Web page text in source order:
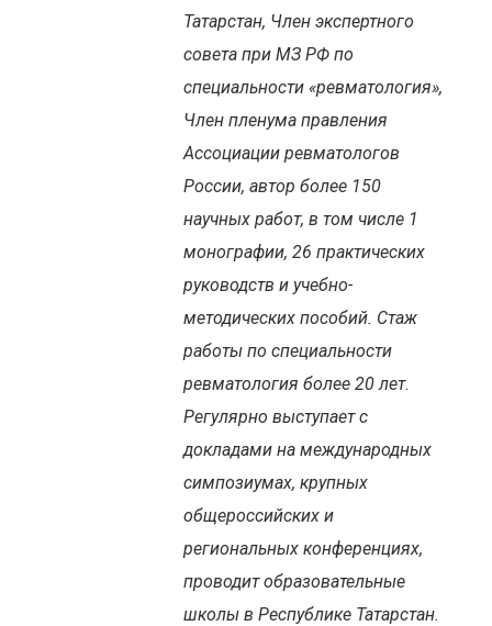
Татарстан, Член экспертного
совета при МЗ РФ по
специальности «ревматология»,
Член пленума правления
Ассоциации ревматологов
России, автор более 150
научных работ, в том числе 1
монографии, 26 практических
руководств и учебно-
методических пособий. Стаж
работы по специальности
ревматология более 20 лет.
Регулярно выступает с
докладами на международных
симпозиумах, крупных
общероссийских и
региональных конференциях,
проводит образовательные
школы в Республике Татарстан.